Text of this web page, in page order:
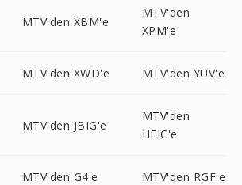
MTV'den XBM'e
MTV'den
XPM'e
MTV'den XWD'e MTV'den YUV'e
MTV'den JBIG'e
MTV'den
HEIC'e
MTV'den G4'e MTV'den RGF'e